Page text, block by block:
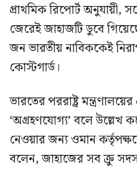
প্রাথমিক রিপোর্ট অনুযায়ী,
জেরেই জাহাজটি ডুবে
জন ভারতীয় নাবিককেই
কোস্টগার্ড।
ভারতের পররাষ্ট্র
‘অগ্রহণযোগ্য’ বলে উল্লেখ
নেওয়ার জন্য ওমান
বলেন, জাহাজের সব ক্রু